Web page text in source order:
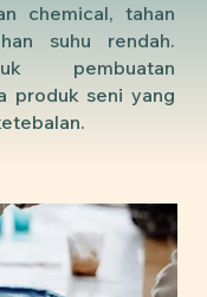
chemical, tahan
suhu rendah.
pembuatan
produk seni yang